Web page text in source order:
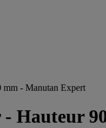
mm - Manutan Expert
Hauteur